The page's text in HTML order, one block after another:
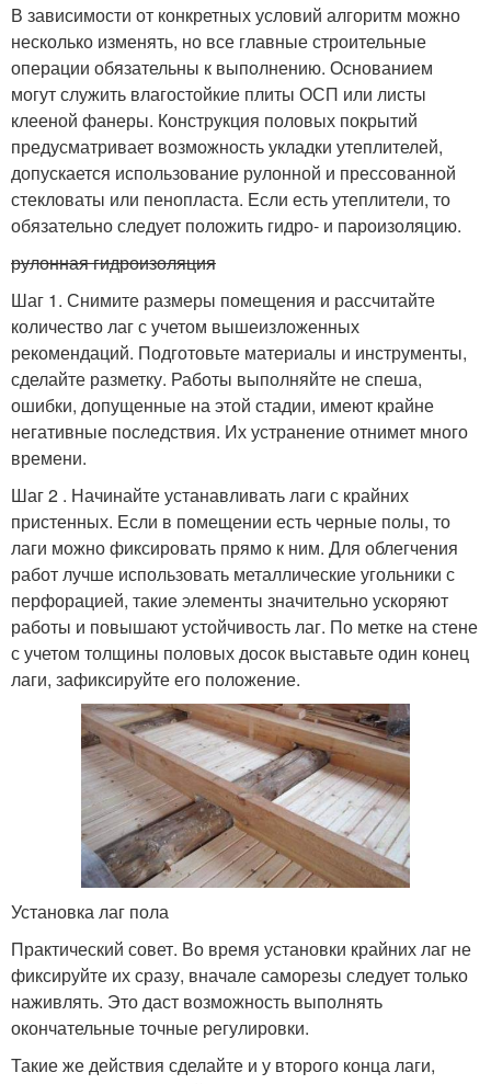
В зависимости от конкретных условий алгоритм можно
несколько изменять, но все главные строительные
операции обязательны к выполнению. Основанием
могут служить влагостойкие плиты ОСП или листы
клееной фанеры. Конструкция половых покрытий
предусматривает возможность укладки утеплителей,
допускается использование рулонной и прессованной
стекловаты или пенопласта. Если есть утеплители, то
обязательно следует положить гидро- и пароизоляцию.
рулонная гидроизоляция
Шаг 1. Снимите размеры помещения и рассчитайте
количество лаг с учетом вышеизложенных
рекомендаций. Подготовьте материалы и инструменты,
сделайте разметку. Работы выполняйте не спеша,
ошибки, допущенные на этой стадии, имеют крайне
негативные последствия. Их устранение отнимет много
времени.
Шаг 2 . Начинайте устанавливать лаги с крайних
пристенных. Если в помещении есть черные полы, то
лаги можно фиксировать прямо к ним. Для облегчения
работ лучше использовать металлические угольники с
перфорацией, такие элементы значительно ускоряют
работы и повышают устойчивость лаг. По метке на стене
с учетом толщины половых досок выставьте один конец
лаги, зафиксируйте его положение.
Установка лаг пола
Практический совет. Во время установки крайних лаг не
фиксируйте их сразу, вначале саморезы следует только
наживлять. Это даст возможность выполнять
окончательные точные регулировки.
Такие же действия сделайте и у второго конца лаги,